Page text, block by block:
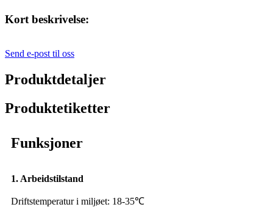
Kort beskrivelse:
Send e-post til oss
Produktdetaljer
Produktetiketter
Funksjoner
1. Arbeidstilstand
Driftstemperatur i miljøet: 18-35℃